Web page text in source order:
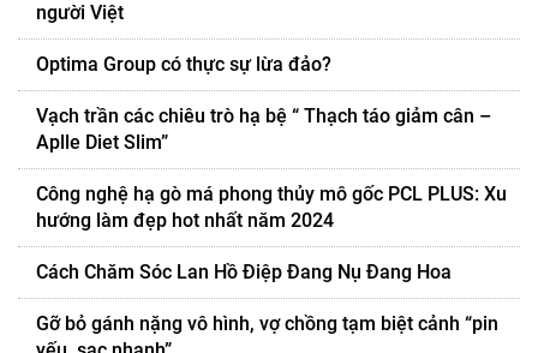
người Việt
Optima Group có thực sự lừa đảo?
Vạch trần các chiêu trò hạ bệ “ Thạch táo giảm cân –
Aplle Diet Slim”
Công nghệ hạ gò má phong thủy mô gốc PCL PLUS: Xu
hướng làm đẹp hot nhất năm 2024
Cách Chăm Sóc Lan Hồ Điệp Đang Nụ Đang Hoa
Gỡ bỏ gánh nặng vô hình, vợ chồng tạm biệt cảnh “pin